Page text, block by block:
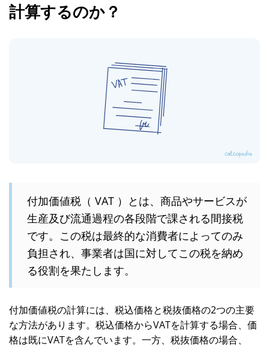
計算するのか？
付加価値税（ VAT ）とは、商品やサービスが
生産及び流通過程の各段階で課される間接税
です。この税は最終的な消費者によってのみ
負担され、事業者は国に対してこの税を納め
る役割を果たします。
付加価値税の計算には、税込価格と税抜価格の2つの主要
な方法があります。税込価格からVATを計算する場合、価
格は既にVATを含んでいます。一方、税抜価格の場合、